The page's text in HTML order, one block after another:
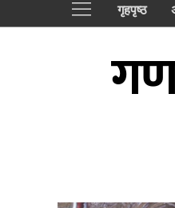
गृहपृष्‍ठ